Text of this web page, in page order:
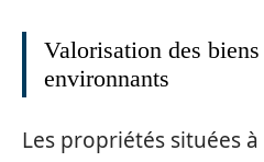
Valorisation des
environnants
Les propriétés situées